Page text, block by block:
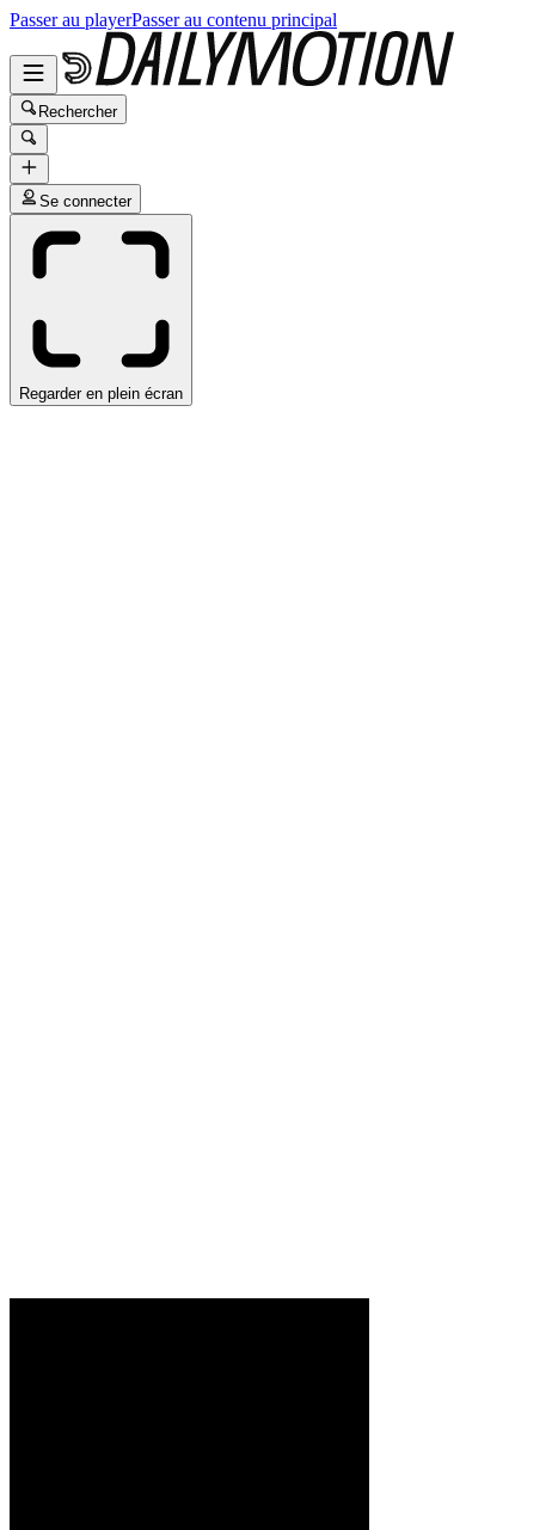
Passer au playerPasser au contenu principal
Rechercher
Se connecter
Regarder en plein écran